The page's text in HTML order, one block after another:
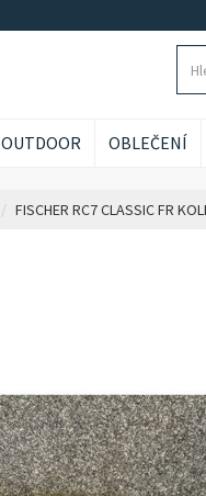
OUTDOOR OBLEČENÍ
FISCHER RC7 CLASSIC FR